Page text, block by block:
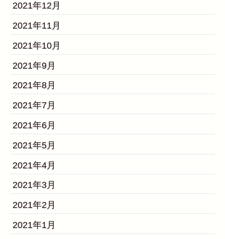
2021年12月
2021年11月
2021年10月
2021年9月
2021年8月
2021年7月
2021年6月
2021年5月
2021年4月
2021年3月
2021年2月
2021年1月